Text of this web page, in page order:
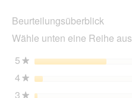
Beurteilungsüberblick
Wähle unten eine Reihe
5★ Sterne
4★ Sterne
3★ Sterne